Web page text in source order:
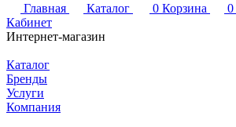
Главная
Каталог 0 Корзина 0
Кабинет
Интернет-магазин
Каталог
Бренды
Услуги
Компания